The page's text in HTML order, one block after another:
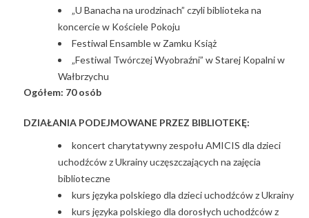
„U Banacha na urodzinach” czyli biblioteka na
koncercie w Kościele Pokoju
Festiwal Ensamble w Zamku Książ
„Festiwal Twórczej Wyobraźni” w Starej Kopalni w
Wałbrzychu
Ogółem: 70 osób
DZIAŁANIA PODEJMOWANE PRZEZ BIBLIOTEKĘ:
koncert charytatywny zespołu AMICIS dla dzieci
uchodźców z Ukrainy uczęszczających na zajęcia
biblioteczne
kurs języka polskiego dla dzieci uchodźców z Ukrainy
kurs języka polskiego dla dorosłych uchodźców z